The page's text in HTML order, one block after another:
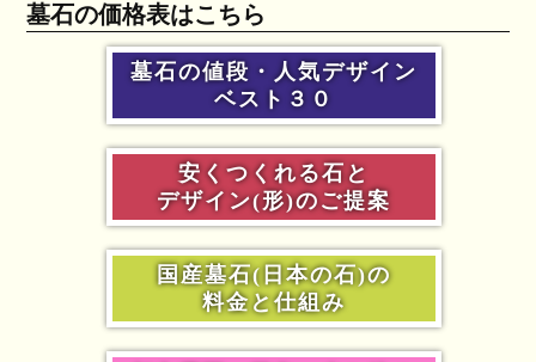
墓石の価格表はこちら
墓石の値段・人気デザイン
ベスト３０
安くつくれる石と
デザイン(形)のご提案
国産墓石(日本の石)の
料金と仕組み